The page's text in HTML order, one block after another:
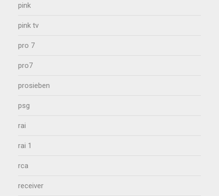
pink
pink tv
pro 7
pro7
prosieben
psg
rai
rai 1
rca
receiver